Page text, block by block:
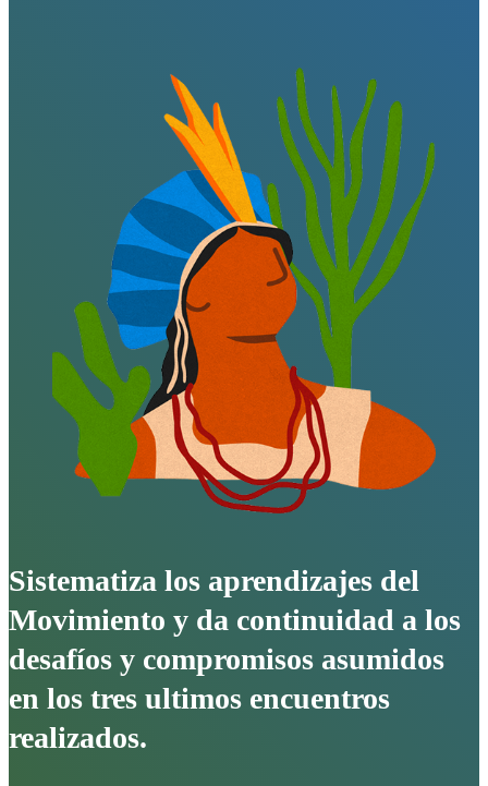
Sistematiza los aprendizajes del
Movimiento y da continuidad a los
desafíos y compromisos asumidos
en los tres ultimos encuentros
realizados.